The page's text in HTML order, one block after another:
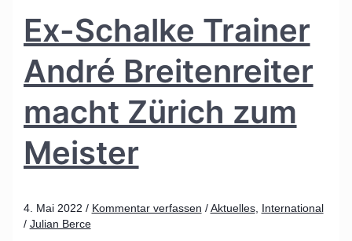
Ex-Schalke Trainer
André Breitenreiter
macht Zürich zum
Meister
4. Mai 2022 / Kommentar verfassen /Aktuelles, International
/ Julian Berce